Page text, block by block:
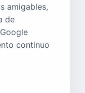
amigables,
de
continuo